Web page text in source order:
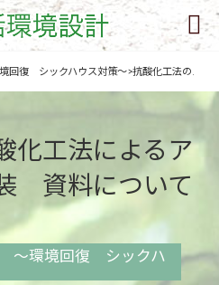

回復 シックハウス対策～>抗酸化工法のスス
工法によるア
資料について
～環境回復 シックハ